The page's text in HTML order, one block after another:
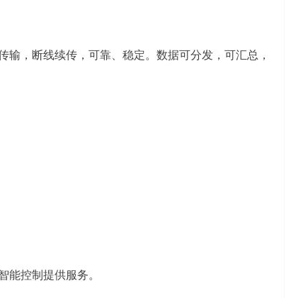
，断线续传，可靠、稳定。数据可分发，可汇总，
能控制提供服务。